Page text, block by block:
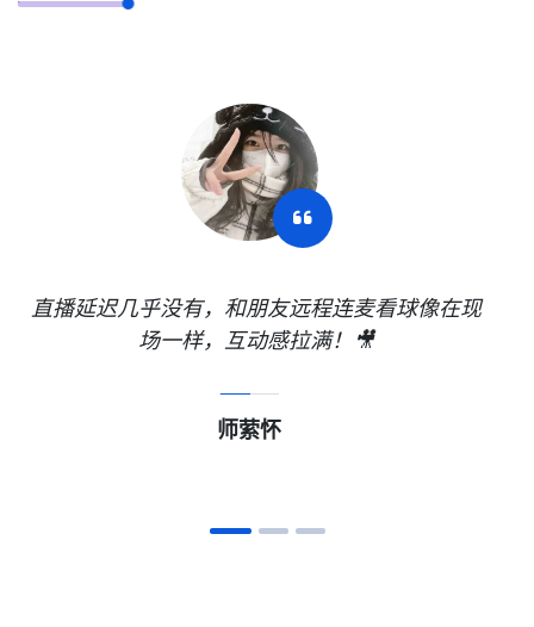
直播延迟几乎没有，和朋友远程连麦看球像在现
场一样，互动感拉满！🎥
师萦怀